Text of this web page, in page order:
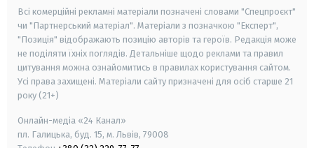
Всі комерційні рекламні матеріали позначені словами "Спецпроєкт"
чи "Партнерський матеріал". Матеріали з позначкою "Експерт",
"Позиція" відображають позицію авторів та героїв. Редакція може
не поділяти їхніх поглядів. Детальніше щодо реклами та правил
цитування можна ознайомитись в правилах користування сайтом.
Усі права захищені. Матеріали сайту призначені для осіб старше 21
року (21+)
Онлайн-медіа «24 Канал»
пл. Галицька, буд. 15, м. Львів, 79008